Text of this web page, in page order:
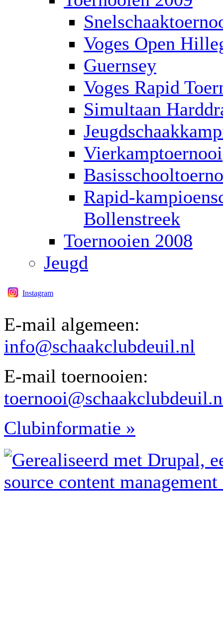
Voges Open
Guernsey
Voges Rapid
Simultaan
Vierkamptoernooi
Rapid-
Bollenstreek
Toernooien 2008
Jeugd
Instagram
E-mail algemeen:
info@schaakclubdeuil.nl
E-mail toernooien:
Clubinformatie »